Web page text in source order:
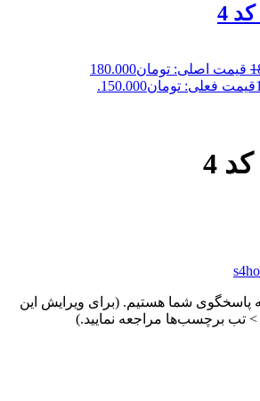
4
قیمت اصلی: تومان180.000
قیمت فعلی: تومان150.000.
4
7 روز هفته پاسخگوی شما هستیم. (برای ویرایش این
> تب برچسب‌ها مراجعه نمایید.)